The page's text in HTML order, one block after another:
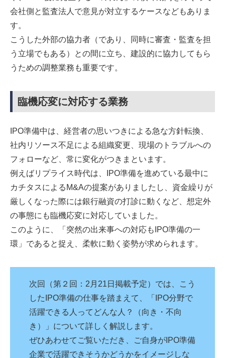
会社側と監査法人で意見が対立するケースなどもありま
す。
こうした外部の協力者（であり、同時に審査・監査を担
う立場でもある）との間に立ち、建設的に協力してもら
うための調整業務も重要です。
臨機応変に対応する業務
IPO準備中は、経営者の思いつきによる急な方針転換、
社内リソース不足による組織変更、現場のトラブルへの
フォローなど、常に変化がつきまといます。
例えばリプライス時代は、IPO準備を進めている最中に
カチタスによるM&Aの提案がありましたし、資金繰りが
厳しくなった際には銀行融資の打診に動くなど、想定外
の事態にも臨機応変に対応していました。
このように、「突然の出来事への対応もIPO準備の一
環」であると捉え、柔軟に動く姿勢が求められます。
次回（第２回：2月21日掲載予定）では、こう
したIPO準備の仕事を踏まえて、「IPO分野で
活躍できる人ってどんな人？（向き・不向
き）」について詳しく解説します。
ぜひあわせてご覧いただき、ご自身がIPO準備
企業で活躍できそうかどうかをイメージしな